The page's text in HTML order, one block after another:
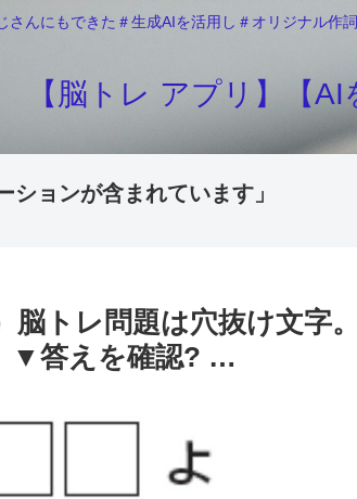
さんにもできた＃生成AIを活用し＃オリジナル作
【脳トレ アプリ】【
ションが含まれています」
脳トレ問題は穴抜け文字
！ ▼答えを確認?